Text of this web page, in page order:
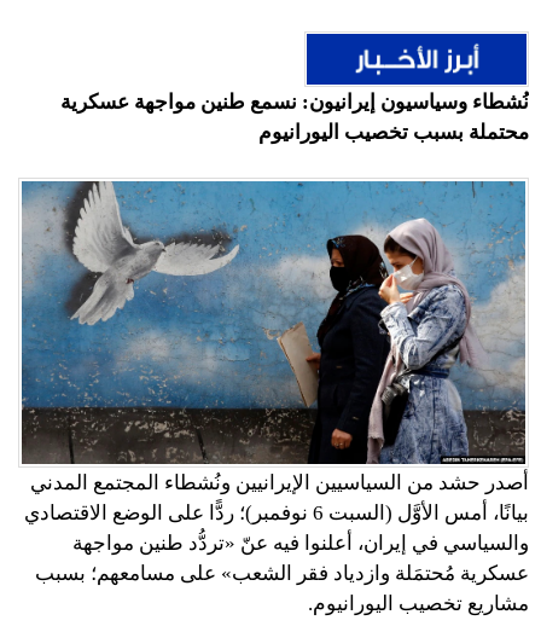
نُشطاء وسياسيون إيرانيون: نسمع طنين مواجهة عسكرية
محتملة بسبب تخصيب اليورانيوم
أصدر حشد من السياسيين الإيرانيين ونُشطاء المجتمع المدني
بيانًا، أمس الأوَّل (السبت 6 نوفمبر)؛ ردًّا على الوضع الاقتصادي
والسياسي في إيران، أعلنوا فيه عنّ «تردُّد طنين مواجهة
عسكرية مُحتمَلة وازدياد فقر الشعب» على مسامعهم؛ بسبب
مشاريع تخصيب اليورانيوم.